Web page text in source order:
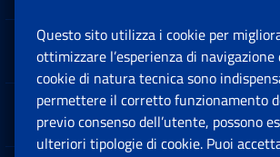
Sedi e Contatti
Software
Questo sito utilizza i cookie per
ottimizzare l’esperienza di navigazione
cookie di natura tecnica sono
permettere il corretto funzionamento
previo consenso dell’utente, possono
ulteriori tipologie di cookie. Puoi